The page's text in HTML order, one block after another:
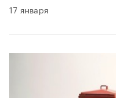
17 января